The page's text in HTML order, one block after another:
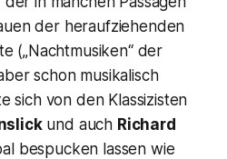
der heraufziehenden
(„Nachtmusiken“ der
schon musikalisch
sich von den Klassizisten
und auch Richard
bespucken lassen wie